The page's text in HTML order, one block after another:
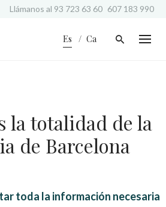
Llámanos al 93 723 63 60 607 183 990
Es Ca
la totalidad de la
de Barcelona
toda la información necesaria